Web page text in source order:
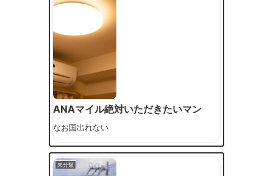
ANAマイル絶対いただきたいマン
なお国出れない
未分類